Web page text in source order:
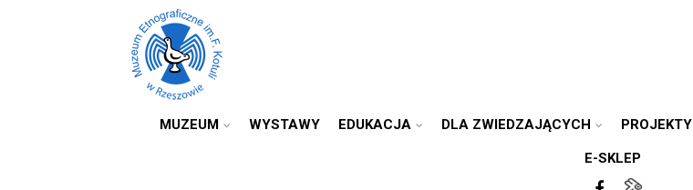
MUZEUM WYSTAWY EDUKACJA DLA ZWIEDZAJĄCYCH PROJEKTY
E-SKLEP